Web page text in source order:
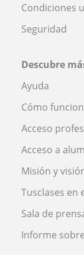
Condiciones
Seguridad
Descubre
Ayuda
Cómo
Acceso
Acceso a
Misión y
Tusclases en
Sala de
Informe